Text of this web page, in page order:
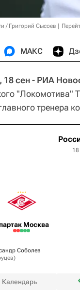
/ Григорий Сысоев
МАКС
сен - РИА
"Локомотива"
тренера
Москва
Соболев
)
Календарь